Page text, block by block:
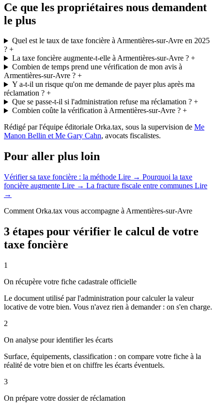
Ce que les propriétaires nous demandent
le plus
Quel est le taux de taxe foncière à Armentières-sur-Avre en 2025
? +
La taxe foncière augmente-t-elle à Armentières-sur-Avre ?+
Combien de temps prend une vérification de mon avis à
Armentières-sur-Avre ? +
Y a-t-il un risque qu'on me demande de payer plus après ma
réclamation ? +
Que se passe-t-il si l'administration refuse ma réclamation ?+
Combien coûte la vérification à Armentières-sur-Avre ?+
Rédigé par l'équipe éditoriale Orka.tax, sous la supervision de Me
Manon Bellin et Me Gary Cahn, avocats fiscalistes.
Pour aller plus loin
Vérifier sa taxe foncière : la méthode Lire → Pourquoi la taxe
foncière augmente Lire → La fracture fiscale entre communes Lire
→
Comment Orka.tax vous accompagne à Armentières-sur-Avre
3 étapes pour vérifier le calcul de votre
taxe foncière
1
On récupère votre fiche cadastrale officielle
Le document utilisé par l'administration pour calculer la valeur
locative de votre bien. Vous n'avez rien à demander : on s'en charge.
2
On analyse pour identifier les écarts
Surface, équipements, classification : on compare votre fiche à la
réalité de votre bien et on chiffre les écarts éventuels.
3
On prépare votre dossier de réclamation